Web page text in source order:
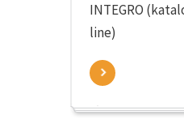
INTEGRO
line)